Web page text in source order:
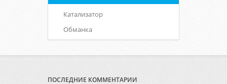
Катализатор
Обманка
ПОСЛЕДНИЕ КОММЕНТАРИИ